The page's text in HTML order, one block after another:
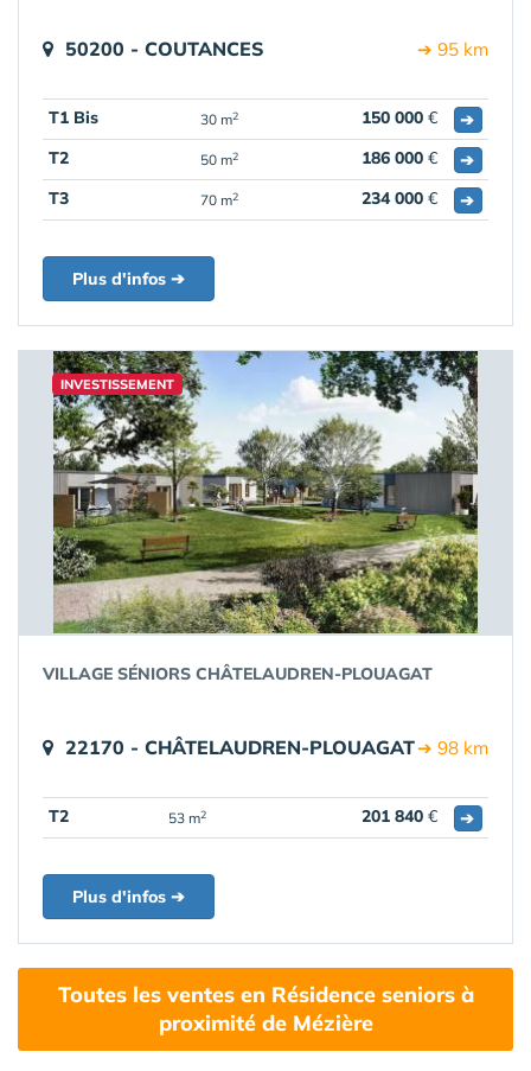
50200 - COUTANCES ➔ 95 km
T1 Bis 30 m2 150 000 €
➔
T2
50 m2 186 000 €
➔
T3
70 m2 234 000 € ➔
Plus d'infos ➔
INVESTISSEMENT
VILLAGE SÉNIORS CHÂTELAUDREN-PLOUAGAT
22170 - CHÂTELAUDREN-PLOUAGAT➔ 98 km
T2 53 m2 201 840 € ➔
Plus d'infos ➔
Toutes les ventes en Résidence seniors à
proximité de Mézière